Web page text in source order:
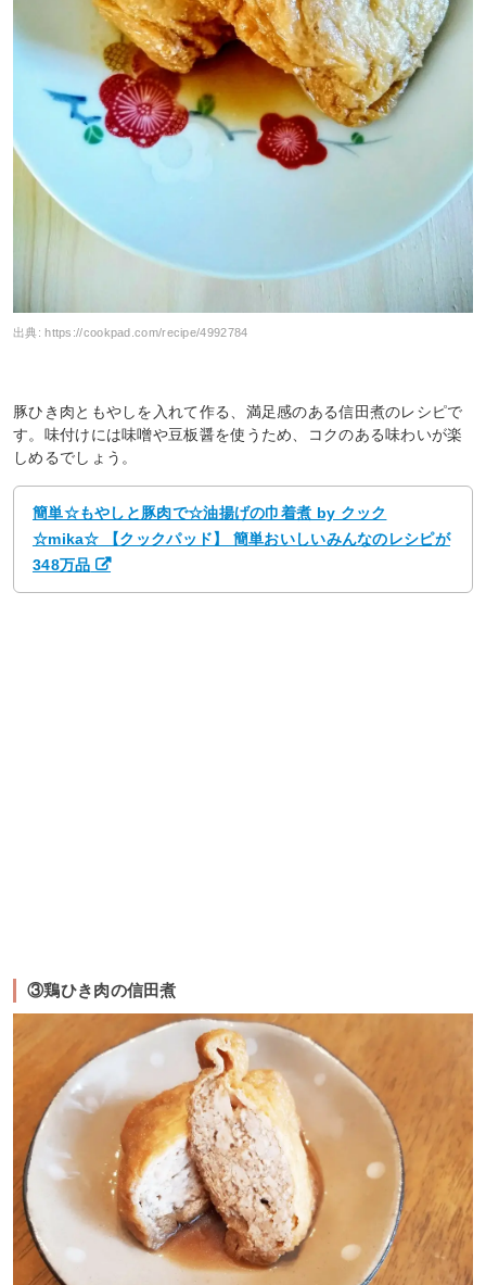
出典:https://cookpad.com/recipe/4992784
豚ひき肉ともやしを入れて作る、満足感のある信田煮のレシピで
す。味付けには味噌や豆板醤を使うため、コクのある味わいが楽
しめるでしょう。
簡単☆もやしと豚肉で☆油揚げの巾着煮 by クック
☆mika☆ 【クックパッド】 簡単おいしいみんなのレシピが
348万品
③鶏ひき肉の信田煮